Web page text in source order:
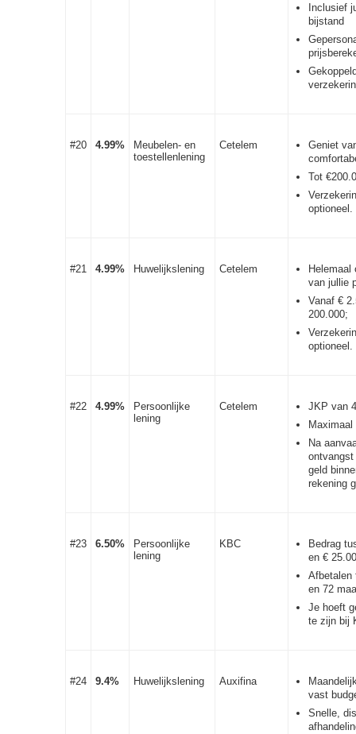
Inclusief
bijstand
#20 4.99%
Meubelen- en
toestellenlening
Cetelem
Geniet
Tot
optioneel.
#21 4.99% Huwelijkslening Cetelem
Helemaal
van jullie
Vanaf €
200.000;
optioneel.
#22 4.99%
Persoonlijke
lening
Cetelem
JKP van
Maximaal
Na
geld
rekening
#23 6.50%
Persoonlijke
lening
KBC
Bedrag
en €
Afbetalen
en 72
Je hoeft
te zijn bij
#24 9.4% Huwelijkslening Auxifina
vast
Snelle,